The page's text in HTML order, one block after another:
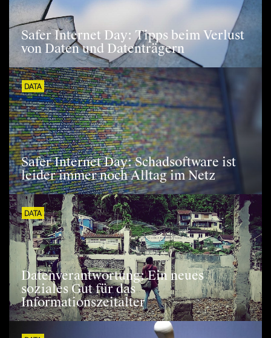
Safer Internet Day: Tipps beim Verlust
von Daten und Datenträgern
DATA
Safer Internet Day: Schadsoftware ist
leider immer noch Alltag im Netz
DATA
Datenverantwortung: Ein neues
soziales Gut für das
Informationszeitalter